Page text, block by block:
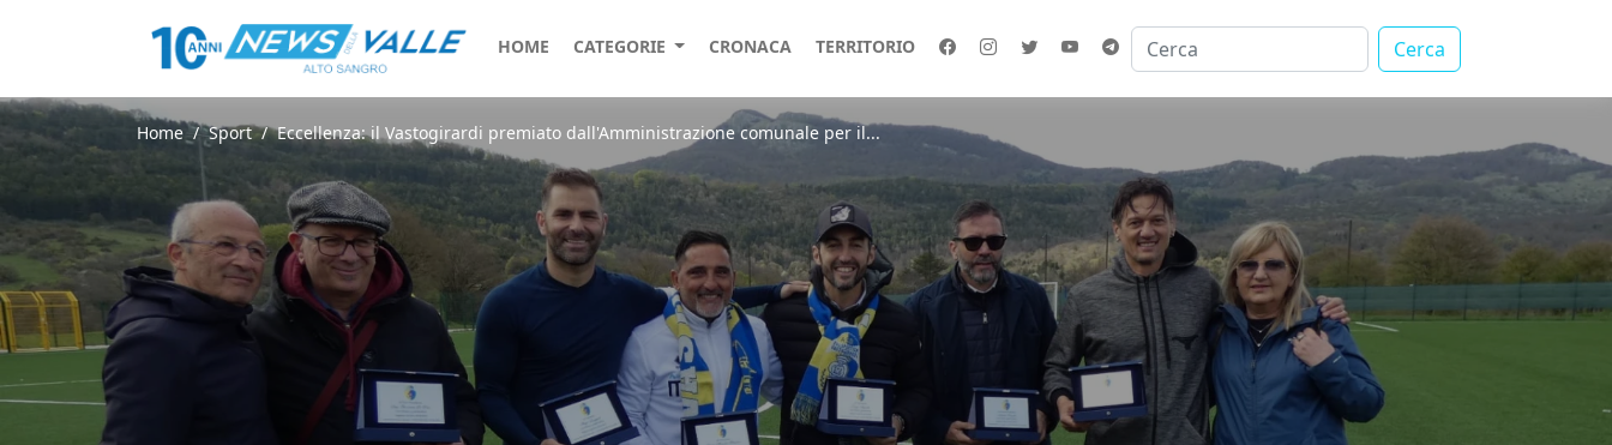
HOME CATEGORIE CRONACA TERRITORIO Cerca
Home Sport Eccellenza: il Vastogirardi premiato dall'Amministrazione comunale per il...